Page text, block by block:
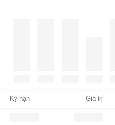
Kỳ hạn Giá trị